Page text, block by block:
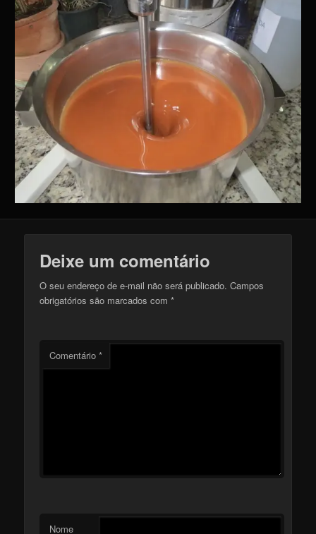
Deixe um comentário
O seu endereço de e-mail não será publicado. Campos
obrigatórios são marcados com*
Comentário*
Nome